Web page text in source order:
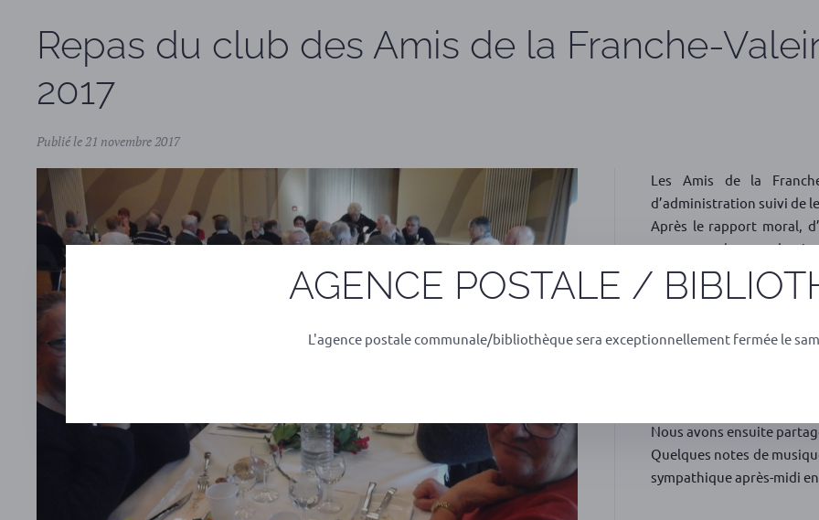
Repas du club des Amis de la Franche-
2017
Publié le 21 novembre 2017
Les Amis de la
d’administration suivi de
Après le rapport moral,
comptes et la
du programme des
destination de nos
semble l’emporter sur le
les choix se portent à
Les effectifs sont
Nous avons ensuite
Quelques notes de
sympathique après-midi
AGENCE POSTALE /
L'agence postale communale/bibliothèque sera exceptionnellement fermée le